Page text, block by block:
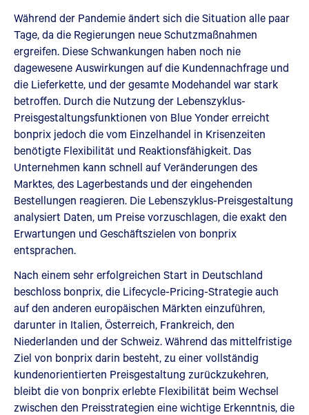
Während der Pandemie ändert sich die Situation alle paar
Tage, da die Regierungen neue Schutzmaßnahmen
ergreifen. Diese Schwankungen haben noch nie
dagewesene Auswirkungen auf die Kundennachfrage und
die Lieferkette, und der gesamte Modehandel war stark
betroffen. Durch die Nutzung der Lebenszyklus-
Preisgestaltungsfunktionen von Blue Yonder erreicht
bonprix jedoch die vom Einzelhandel in Krisenzeiten
benötigte Flexibilität und Reaktionsfähigkeit. Das
Unternehmen kann schnell auf Veränderungen des
Marktes, des Lagerbestands und der eingehenden
Bestellungen reagieren. Die Lebenszyklus-Preisgestaltung
analysiert Daten, um Preise vorzuschlagen, die exakt den
Erwartungen und Geschäftszielen von bonprix
entsprachen.
Nach einem sehr erfolgreichen Start in Deutschland
beschloss bonprix, die Lifecycle-Pricing-Strategie auch
auf den anderen europäischen Märkten einzuführen,
darunter in Italien, Österreich, Frankreich, den
Niederlanden und der Schweiz. Während das mittelfristige
Ziel von bonprix darin besteht, zu einer vollständig
kundenorientierten Preisgestaltung zurückzukehren,
bleibt die von bonprix erlebte Flexibilität beim Wechsel
zwischen den Preisstrategien eine wichtige Erkenntnis, die